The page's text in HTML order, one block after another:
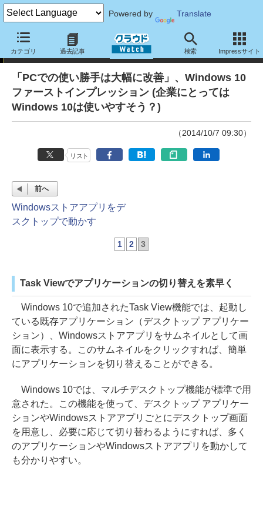
Powered by Translate
カテゴリ 過去記事 検索 Impressサイト
特別企画
「PCでの使い勝手は大幅に改善」、Windows 10
ファーストインプレッション (企業にとっては
Windows 10は使いやすそう？)
（2014/10/7 09:30）
リスト
前へ
Windowsストアアプリをデ
スクトップで動かす
1 2 3
Task Viewでアプリケーションの切り替えを素早く
Windows 10で追加されたTask View機能では、起動し
ている既存アプリケーション（デスクトップ アプリケー
ション）、Windowsストアアプリをサムネイルとして画
面に表示する。このサムネイルをクリックすれば、簡単
にアプリケーションを切り替えることができる。
Windows 10では、マルチデスクトップ機能が標準で用
意された。この機能を使って、デスクトップ アプリケー
ションやWindowsストアアプリごとにデスクトップ画面
を用意し、必要に応じて切り替わるようにすれば、多く
のアプリケーションやWindowsストアアプリを動かして
も分かりやすい。